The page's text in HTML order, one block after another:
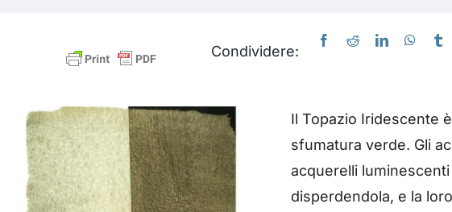
Condividere:
Il Topazio Iridescente
sfumatura verde. Gli
acquerelli
disperdendola, e la